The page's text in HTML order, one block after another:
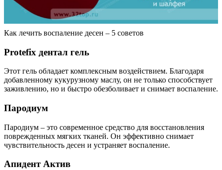
Как лечить воспаление десен – 5 советов
Protefix дентал гель
Этот гель обладает комплексным воздействием. Благодаря
добавленному кукурузному маслу, он не только способствует
заживлению, но и быстро обезболивает и снимает воспаление.
Пародиум
Пародиум – это современное средство для восстановления
поврежденных мягких тканей. Он эффективно снимает
чувствительность десен и устраняет воспаление.
Апидент Актив